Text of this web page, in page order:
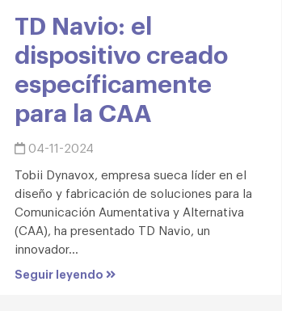
TD Navio: el
dispositivo creado
específicamente
para la CAA
04-11-2024
Tobii Dynavox, empresa sueca líder en el
diseño y fabricación de soluciones para la
Comunicación Aumentativa y Alternativa
(CAA), ha presentado TD Navio, un
innovador...
Seguir leyendo